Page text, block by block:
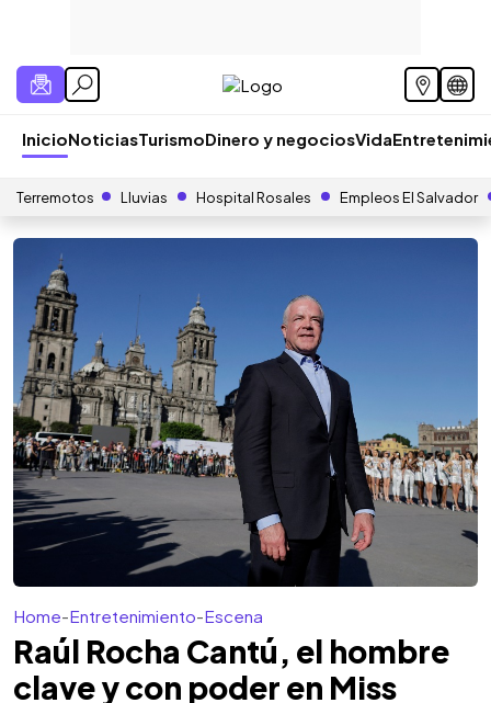
InicioNoticiasTurismoDinero y negociosVida
Terremotos Lluvias Hospital Rosales Empleos El Salvador
Home-Entretenimiento-Escena
Raúl Rocha Cantú, el hombre
clave y con poder en Miss